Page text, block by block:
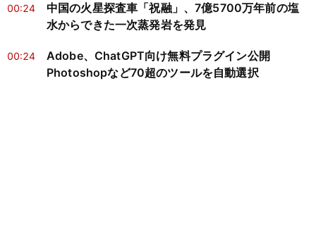
00:24
中国の火星探査車「祝融」、7億5700万年前の塩
水からできた一次蒸発岩を発見
00:24
Adobe、ChatGPT向け無料プラグイン公開
Photoshopなど70超のツールを自動選択